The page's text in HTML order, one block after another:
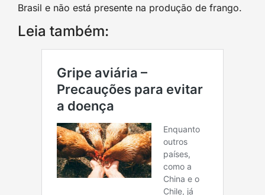
Brasil e não está presente na produção de frango.
Leia também: